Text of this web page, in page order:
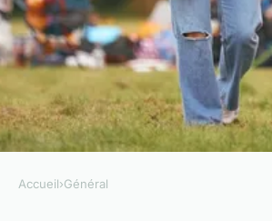
Accueil›Général